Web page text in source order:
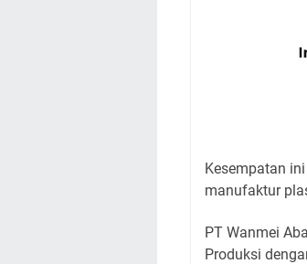
Kesempatan
manufaktur
PT Wanmei
Produksi